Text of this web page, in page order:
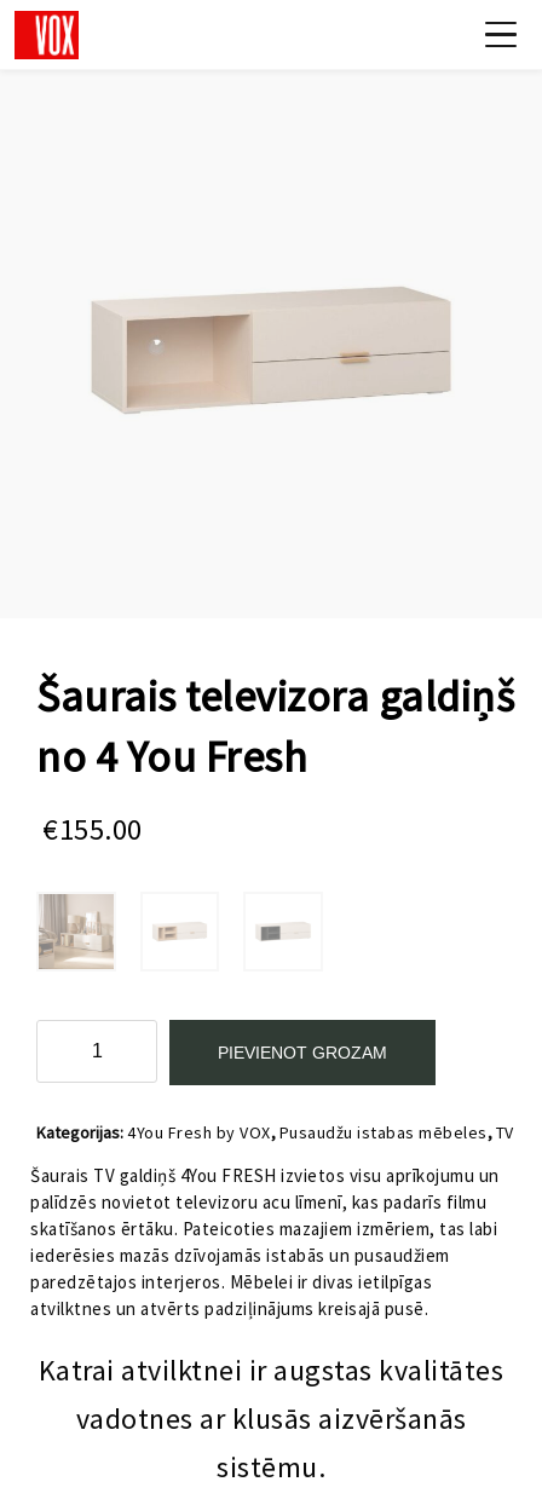
Šaurais televizora galdiņš
no 4 You Fresh
€155.00
televizora
galdiņš
4
You
Fresh
daudzums
PIEVIENOT GROZAM
Kategorijas:4You Fresh by VOX,Pusaudžu istabas mēbeles,TV
Šaurais TV galdiņš 4You FRESH izvietos visu aprīkojumu un
palīdzēs novietot televizoru acu līmenī, kas padarīs filmu
skatīšanos ērtāku. Pateicoties mazajiem izmēriem, tas labi
iederēsies mazās dzīvojamās istabās un pusaudžiem
paredzētajos interjeros. Mēbelei ir divas ietilpīgas
atvilktnes un atvērts padziļinājums kreisajā pusē.
Katrai atvilktnei ir augstas kvalitātes
vadotnes ar klusās aizvēršanās
sistēmu.